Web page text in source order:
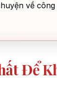
về công
Để